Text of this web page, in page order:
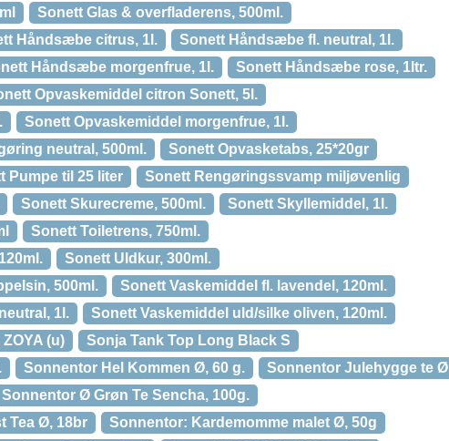
Sonett Glas & overfladerens, 500ml.
Håndsæbe citrus, 1l.
Sonett Håndsæbe fl. neutral, 1l.
Håndsæbe morgenfrue, 1l.
Sonett Håndsæbe rose, 1ltr.
Opvaskemiddel citron Sonett, 5l.
Sonett Opvaskemiddel morgenfrue, 1l.
neutral, 500ml.
Sonett Opvasketabs, 25*20gr
Pumpe til 25 liter
Sonett Rengøringssvamp miljøvenlig
Sonett Skurecreme, 500ml.
Sonett Skyllemiddel, 1l.
Sonett Toiletrens, 750ml.
Sonett Uldkur, 300ml.
500ml.
Sonett Vaskemiddel fl. lavendel, 120ml.
1l.
Sonett Vaskemiddel uld/silke oliven, 120ml.
(u)
Sonja Tank Top Long Black S
Sonnentor Hel Kommen Ø, 60 g.
Sonnentor Julehygge te Ø
Sonnentor Ø Grøn Te Sencha, 100g.
Tea Ø, 18br
Sonnentor: Kardemomme malet Ø, 50g